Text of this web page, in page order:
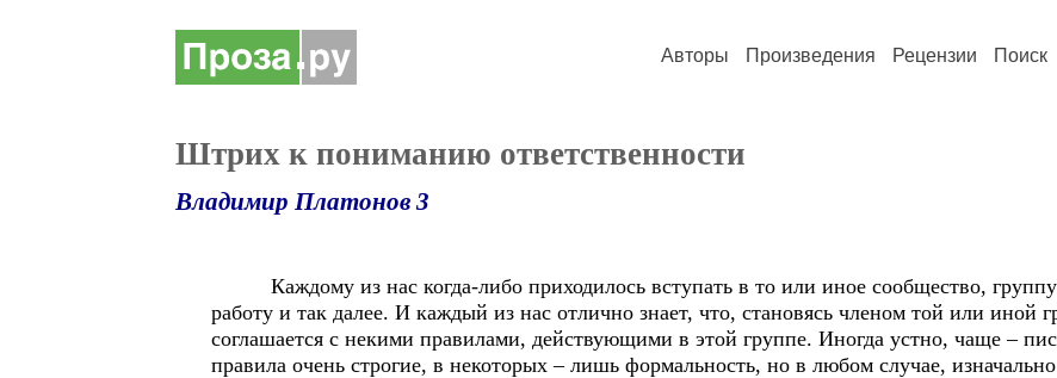
Авторы Произведения Рецензии Поиск
Штрих к пониманию ответственности
Владимир Платонов 3
Каждому из нас когда-либо приходилось вступать в то или иное сообщество,
работу и так далее. И каждый из нас отлично знает, что, становясь членом той или иной
соглашается с некими правилами, действующими в этой группе. Иногда устно, чаще –
правила очень строгие, в некоторых – лишь формальность, но в любом случае,